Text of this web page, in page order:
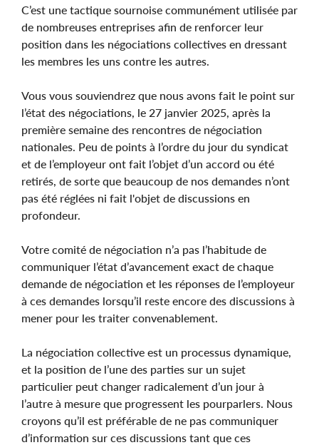
C’est une tactique sournoise communément utilisée par
de nombreuses entreprises afin de renforcer leur
position dans les négociations collectives en dressant
les membres les uns contre les autres.
Vous vous souviendrez que nous avons fait le point sur
l’état des négociations, le 27 janvier 2025, après la
première semaine des rencontres de négociation
nationales. Peu de points à l’ordre du jour du syndicat
et de l’employeur ont fait l’objet d’un accord ou été
retirés, de sorte que beaucoup de nos demandes n’ont
pas été réglées ni fait l'objet de discussions en
profondeur.
Votre comité de négociation n’a pas l’habitude de
communiquer l’état d’avancement exact de chaque
demande de négociation et les réponses de l’employeur
à ces demandes lorsqu’il reste encore des discussions à
mener pour les traiter convenablement.
La négociation collective est un processus dynamique,
et la position de l’une des parties sur un sujet
particulier peut changer radicalement d’un jour à
l’autre à mesure que progressent les pourparlers. Nous
croyons qu’il est préférable de ne pas communiquer
d’information sur ces discussions tant que ces